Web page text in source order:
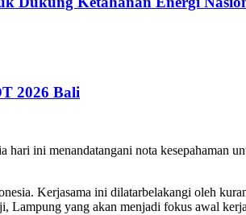
2026 Bali
ini menandatangani nota kesepahaman
Kerjasama ini dilatarbelakangi oleh
yang akan menjadi fokus awal